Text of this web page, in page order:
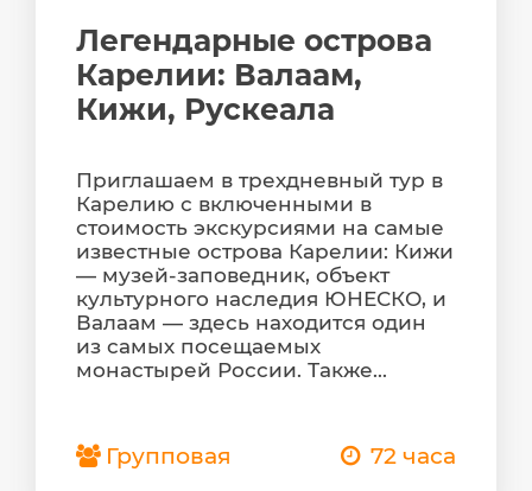
Легендарные острова
Карелии: Валаам,
Кижи, Рускеала
Приглашаем в трехдневный тур в
Карелию с включенными в
стоимость экскурсиями на самые
известные острова Карелии: Кижи
— музей-заповедник, объект
культурного наследия ЮНЕСКО, и
Валаам — здесь находится один
из самых посещаемых
монастырей России. Также...
Групповая 72 часа